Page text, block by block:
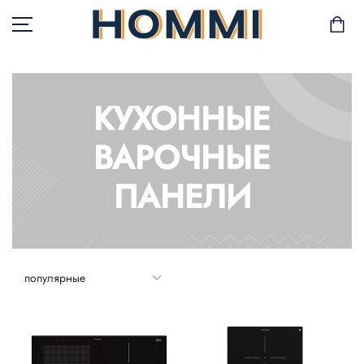
САД И БАЛКОН
ГОРШКИ И РАСТЕНИЯ
КУХОННЫЕ
ВАРОЧНЫЕ
ПАНЕЛИ